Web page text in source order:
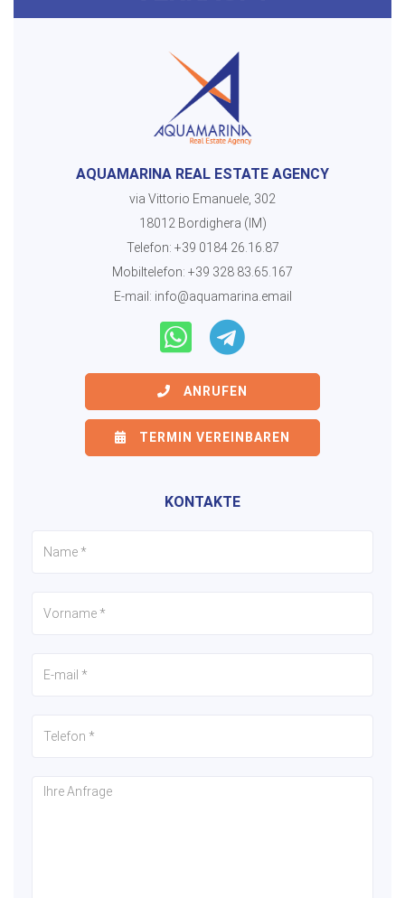
AQUAMARINA REAL ESTATE AGENCY
via Vittorio Emanuele, 302
18012 Bordighera (IM)
Telefon: +39 0184 26.16.87
Mobiltelefon: +39 328 83.65.167
E-mail: info@aquamarina.email
ANRUFEN
TERMIN VEREINBAREN
KONTAKTE